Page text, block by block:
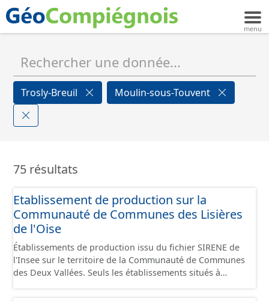
Trosly-Breuil Moulin-sous-Touvent
75 résultats
Etablissement de production sur la
Communauté de Communes des Lisières
de l'Oise
Établissements de production issu du fichier SIRENE de
l'Insee sur le territoire de la Communauté de Communes
des Deux Vallées. Seuls les établissements situés à